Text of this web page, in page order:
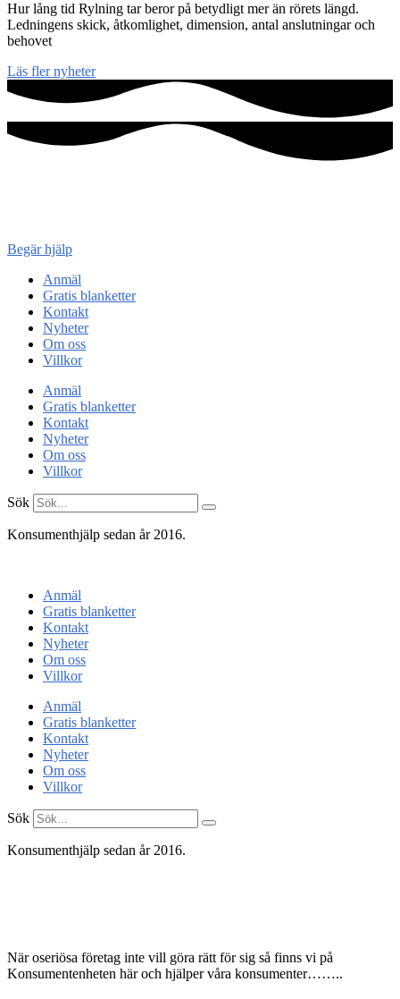
Hur lång tid Rylning tar beror på betydligt mer än rörets längd.
Ledningens skick, åtkomlighet, dimension, antal anslutningar och
behovet
Läs fler nyheter
Begär hjälp
Anmäl
Gratis blanketter
Kontakt
Nyheter
Om oss
Villkor
Anmäl
Gratis blanketter
Kontakt
Nyheter
Om oss
Villkor
Sök
Konsumenthjälp sedan år 2016.
Anmäl
Gratis blanketter
Kontakt
Nyheter
Om oss
Villkor
Anmäl
Gratis blanketter
Kontakt
Nyheter
Om oss
Villkor
Sök
Konsumenthjälp sedan år 2016.
När oseriösa företag inte vill göra rätt för sig så finns vi på
Konsumentenheten här och hjälper våra konsumenter……..